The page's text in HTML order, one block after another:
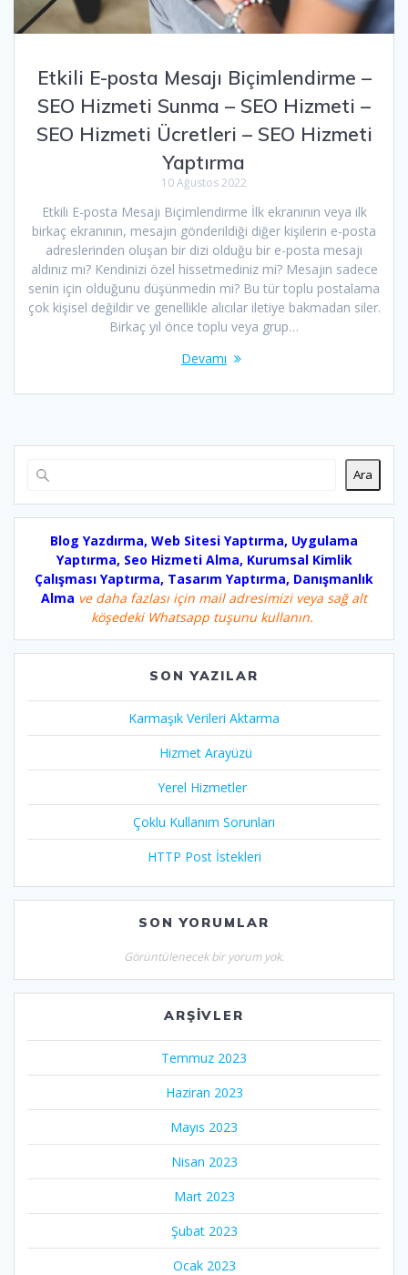
Etkili E-posta Mesajı Biçimlendirme –
SEO Hizmeti Sunma – SEO Hizmeti –
SEO Hizmeti Ücretleri – SEO Hizmeti
Yaptırma
10 Ağustos 2022
Etkili E-posta Mesajı Biçimlendirme İlk ekranının veya ilk
birkaç ekranının, mesajın gönderildiği diğer kişilerin e-posta
adreslerinden oluşan bir dizi olduğu bir e-posta mesajı
aldınız mı? Kendinizi özel hissetmediniz mi? Mesajın sadece
senin için olduğunu düşünmedin mi? Bu tür toplu postalama
çok kişisel değildir ve genellikle alıcılar iletiye bakmadan siler.
Birkaç yıl önce toplu veya grup…
Devamı
Ara
Blog Yazdırma, Web Sitesi Yaptırma, Uygulama
Yaptırma, Seo Hizmeti Alma, Kurumsal Kimlik
Çalışması Yaptırma, Tasarım Yaptırma, Danışmanlık
Alma ve daha fazlası için mail adresimizi veya sağ alt
köşedeki Whatsapp tuşunu kullanın.
SON YAZILAR
Karmaşık Verileri Aktarma
Hizmet Arayüzü
Yerel Hizmetler
Çoklu Kullanım Sorunları
HTTP Post İstekleri
SON YORUMLAR
Görüntülenecek bir yorum yok.
ARŞIVLER
Temmuz 2023
Haziran 2023
Mayıs 2023
Nisan 2023
Mart 2023
Şubat 2023
Ocak 2023